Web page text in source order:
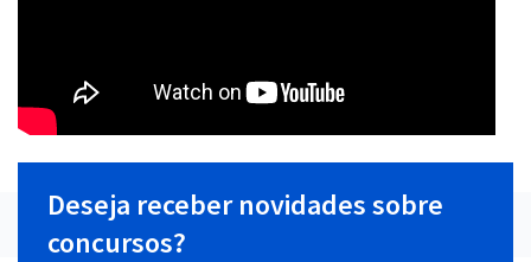
Deseja receber novidades sobre
concursos?